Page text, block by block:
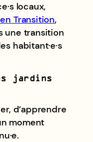
locaux,
Transition,
une transition
habitant·e·s
jardins
d’apprendre
moment